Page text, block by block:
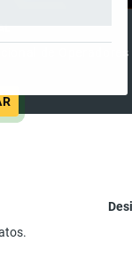
de Operadores